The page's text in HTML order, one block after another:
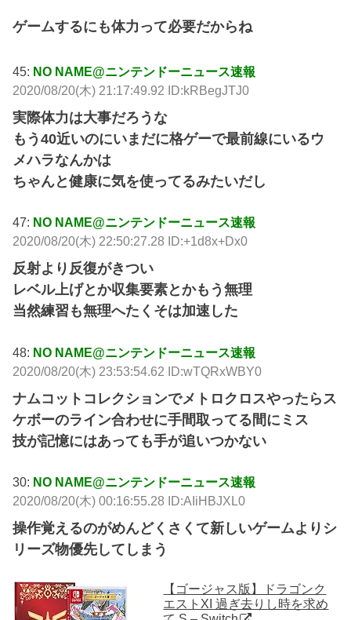
ゲームするにも体力って必要だからね
45: NO NAME@ニンテンドーニュース速報
2020/08/20(木) 21:17:49.92 ID:kRBegJTJ0
実際体力は大事だろうな
もう40近いのにいまだに格ゲーで最前線にいるウ
メハラなんかは
ちゃんと健康に気を使ってるみたいだし
47: NO NAME@ニンテンドーニュース速報
2020/08/20(木) 22:50:27.28 ID:+1d8x+Dx0
反射より反復がきつい
レベル上げとか収集要素とかもう無理
当然練習も無理へたくそは加速した
48: NO NAME@ニンテンドーニュース速報
2020/08/20(木) 23:53:54.62 ID:wTQRxWBY0
ナムコットコレクションでメトロクロスやったらス
ケボーのライン合わせに手間取ってる間にミス
技が記憶にはあっても手が追いつかない
30: NO NAME@ニンテンドーニュース速報
2020/08/20(木) 00:16:55.28 ID:AIiHBJXL0
操作覚えるのがめんどくさくて新しいゲームよりシ
リーズ物優先してしまう
【ゴージャス版】ドラゴンク
エストXI 過ぎ去りし時を求め